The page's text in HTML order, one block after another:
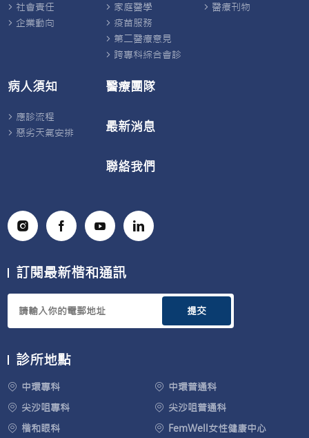
社會責任
企業動向
家庭醫學
疫苗服務
第二醫療意見
跨專科綜合會診
醫療刊物
病人須知
應診流程
惡劣天氣安排
醫療團隊
最新消息
聯絡我們
訂閱最新楷和通訊
提交
診所地點
中環專科
中環普通科
尖沙咀專科
尖沙咀普通科
楷和眼科
FemWell女性健康中心